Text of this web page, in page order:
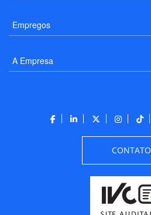
Empregos
A Empresa
CONTATO